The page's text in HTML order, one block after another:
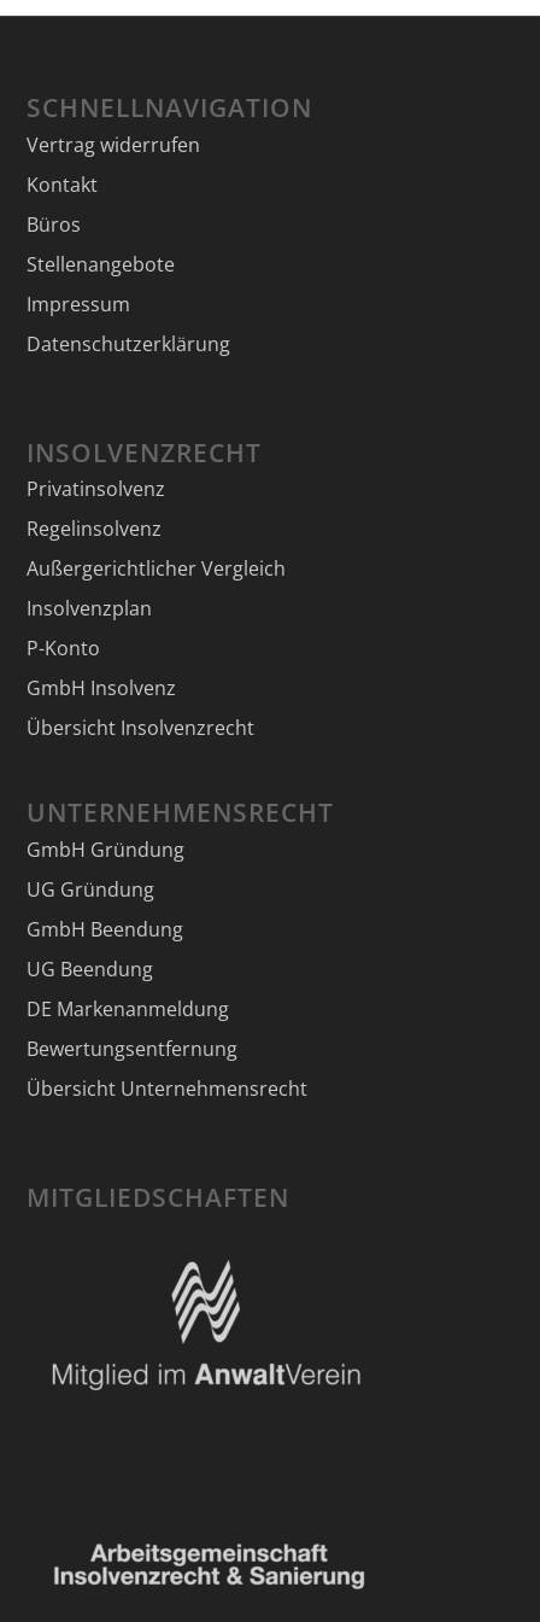
SCHNELLNAVIGATION
Vertrag widerrufen
Kontakt
Büros
Stellenangebote
Impressum
Datenschutzerklärung
INSOLVENZRECHT
Privatinsolvenz
Regelinsolvenz
Außergerichtlicher Vergleich
Insolvenzplan
P-Konto
GmbH Insolvenz
Übersicht Insolvenzrecht
UNTERNEHMENSRECHT
GmbH Gründung
UG Gründung
GmbH Beendung
UG Beendung
DE Markenanmeldung
Bewertungsentfernung
Übersicht Unternehmensrecht
MITGLIEDSCHAFTEN